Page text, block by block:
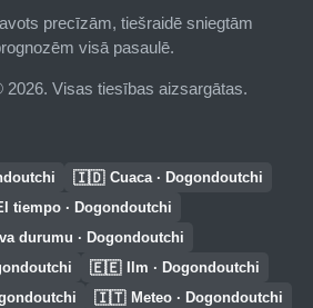
precīzām, tiešraidē sniegtām
visā pasaulē.
2026. Visas tiesības aizsargātas.
🇮🇩 Cuaca · Dogondoutchi
tiempo · Dogondoutchi
durumu · Dogondoutchi
🇪🇪 Ilm · Dogondoutchi
🇮🇹 Meteo · Dogondoutchi